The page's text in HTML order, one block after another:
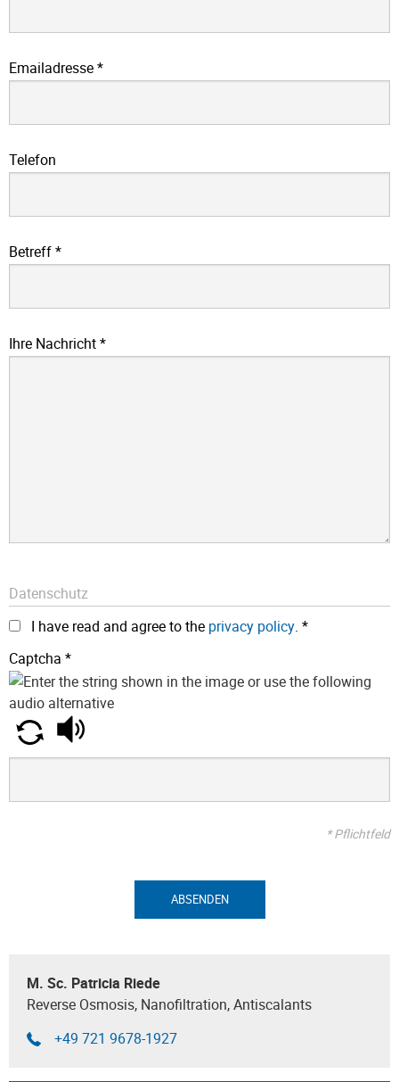
Emailadresse*
Telefon
Betreff*
Ihre Nachricht*
Datenschutz
I have read and agree to the privacy policy. *
Captcha *
* Pflichtfeld
ABSENDEN
M. Sc. Patricia Riede
Reverse Osmosis, Nanofiltration, Antiscalants
+49 721 9678-1927